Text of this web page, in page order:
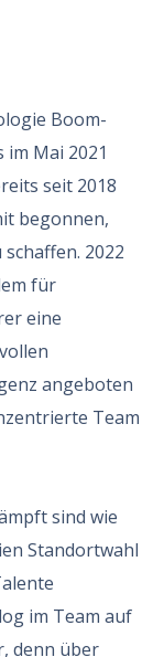
Boom-
Mai 2021
seit 2018
begonnen,
2022
für
eine
angeboten
Team
sind wie
Standortwahl
im Team auf
denn über